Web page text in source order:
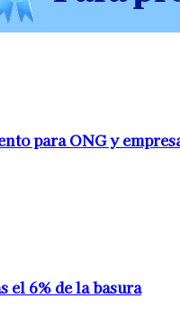
para ONG y
el 6% de la basura